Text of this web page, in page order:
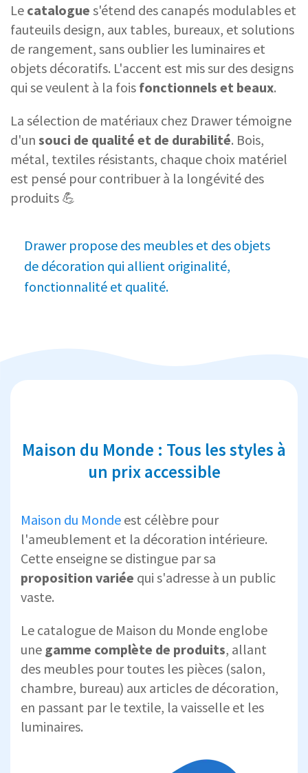
Le catalogue s'étend des canapés modulables et
fauteuils design, aux tables, bureaux, et solutions
de rangement, sans oublier les luminaires et
objets décoratifs. L'accent est mis sur des designs
qui se veulent à la fois fonctionnels et beaux.
La sélection de matériaux chez Drawer témoigne
d'un souci de qualité et de durabilité. Bois,
métal, textiles résistants, chaque choix matériel
est pensé pour contribuer à la longévité des
produits 💪
Drawer propose des meubles et des objets
de décoration qui allient originalité,
fonctionnalité et qualité.
Maison du Monde : Tous les styles à
un prix accessible
Maison du Monde est célèbre pour
l'ameublement et la décoration intérieure.
Cette enseigne se distingue par sa
proposition variée qui s'adresse à un public
vaste.
Le catalogue de Maison du Monde englobe
une gamme complète de produits, allant
des meubles pour toutes les pièces (salon,
chambre, bureau) aux articles de décoration,
en passant par le textile, la vaisselle et les
luminaires.